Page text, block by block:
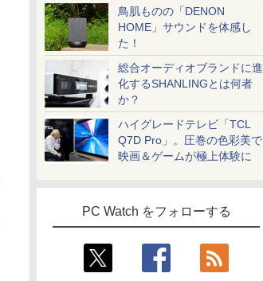
鳥肌ものの「DENON
HOME」サウンドを体感し
た！
総合オーディオブランドに進
化するSHANLINGとは何者
か？
ハイグレードテレビ「TCL
Q7D Pro」。圧巻の色彩美で
映画＆ゲームが極上体験に
PC Watch をフォローする